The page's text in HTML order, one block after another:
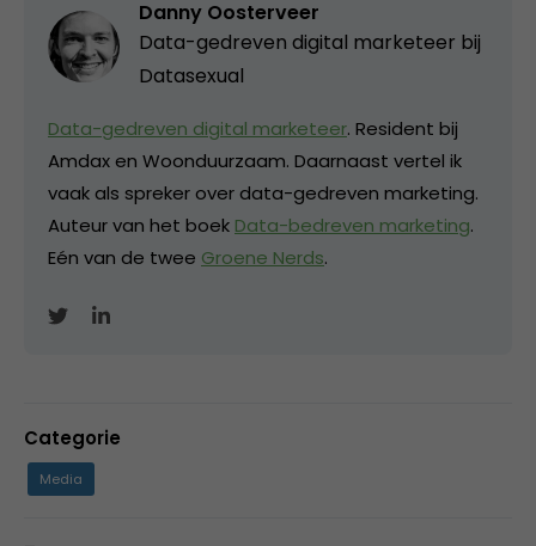
Danny Oosterveer
Data-gedreven digital marketeer bij
Datasexual
Data-gedreven digital marketeer. Resident bij
Amdax en Woonduurzaam. Daarnaast vertel ik
vaak als spreker over data-gedreven marketing.
Auteur van het boek Data-bedreven marketing.
Eén van de twee Groene Nerds.
Categorie
Media